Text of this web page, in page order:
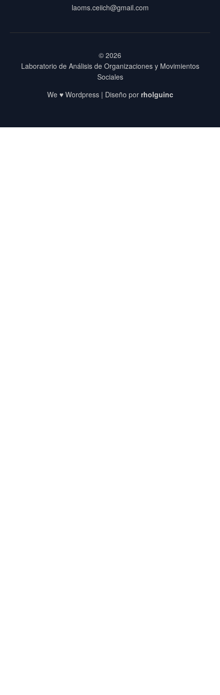
laoms.ceiich@gmail.com
© 2026
Laboratorio de Análisis de Organizaciones y Movimientos
Sociales
We ♥ Wordpress | Diseño por rholguinc